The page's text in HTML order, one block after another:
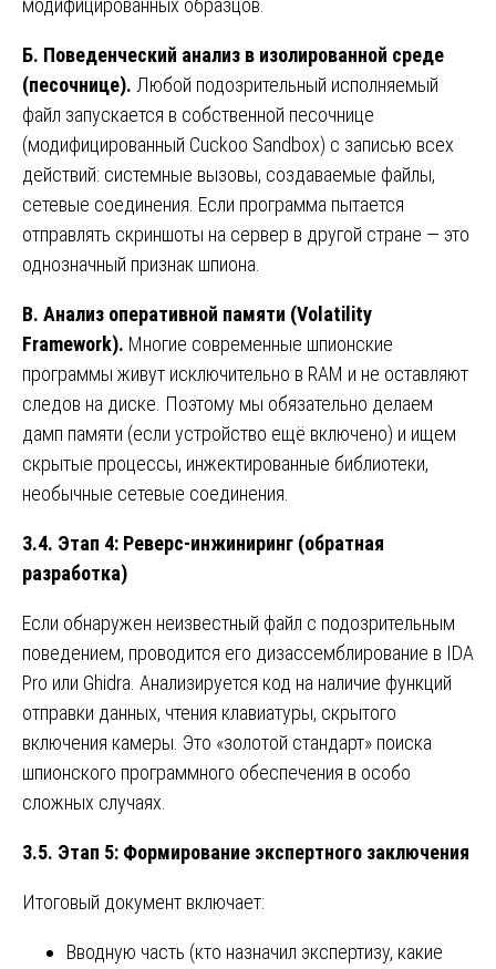
модифицированных образцов.
Б. Поведенческий анализ в изолированной среде
(песочнице). Любой подозрительный исполняемый
файл запускается в собственной песочнице
(модифицированный Cuckoo Sandbox) с записью всех
действий: системные вызовы, создаваемые файлы,
сетевые соединения. Если программа пытается
отправлять скриншоты на сервер в другой стране — это
однозначный признак шпиона.
В. Анализ оперативной памяти (Volatility
Framework). Многие современные шпионские
программы живут исключительно в RAM и не оставляют
следов на диске. Поэтому мы обязательно делаем
дамп памяти (если устройство ещё включено) и ищем
скрытые процессы, инжектированные библиотеки,
необычные сетевые соединения.
3.4. Этап 4: Реверс-инжиниринг (обратная
разработка)
Если обнаружен неизвестный файл с подозрительным
поведением, проводится его дизассемблирование в IDA
Pro или Ghidra. Анализируется код на наличие функций
отправки данных, чтения клавиатуры, скрытого
включения камеры. Это «золотой стандарт» поиска
шпионского программного обеспечения в особо
сложных случаях.
3.5. Этап 5: Формирование экспертного заключения
Итоговый документ включает:
Вводную часть (кто назначил экспертизу, какие